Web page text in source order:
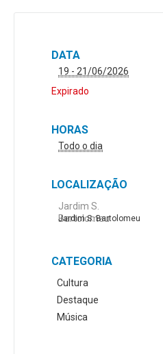
DATA
19 - 21/06/2026
Expirado
HORAS
Todo o dia
LOCALIZAÇÃO
Jardim S.
Bartolomeu
Jardim S. Bartolomeu
CATEGORIA
Cultura
Destaque
Música